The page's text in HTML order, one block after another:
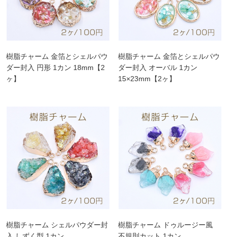
樹脂チャーム 金箔とシェルパウ
ダー封入 円形 1カン 18mm【2
ヶ】
樹脂チャーム 金箔とシェルパウ
ダー封入 オーバル 1カン
15×23mm【2ヶ】
樹脂チャーム シェルパウダー封
樹脂チャーム ドゥルージー風